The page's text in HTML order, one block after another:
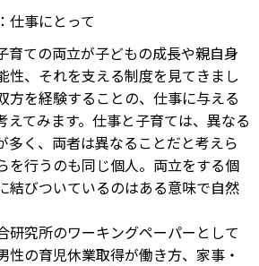
仕事にとって
育ての両立が子どもの成長や親自身
性、それを支える制度を見てきまし
方を経験することの、仕事に与える
えてみます。仕事と子育ては、異なる
多く、両者は異なることだと考えら
を行うのも同じ個人。両立をする個
結びついているのはある意味で自然
研究所のワーキングペーパーとして
性の育児休業取得が働き方、家事・